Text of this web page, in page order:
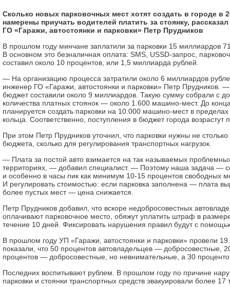
Сколько новых парковочных мест хотят создать в городе в
намерены приучать водителей платить за стоянку,
ГО «Гаражи, автостоянки и парковки» Петр Прудников
В прошлом году минчане заплатили за парковки 15 миллиардов
В основном это безналичная оплата: SMS, USSD-запрос,
составил около 10 процентов, или 1,5 миллиарда рублей.
— На организацию процесса затратили около 6 миллиардов
инженер ГО «Гаражи, автостоянки и парковки» Петр Прудников.
бюджет составили около 9 миллиардов. Такую сумму собрали с
количества платных стоянок — около 1.600 машино-мест. До конца
планируется создать парковки на 10.000 машино-мест в пределах
кольца. Соответственно, поступления в бюджет города возрастут
При этом Петр Прудников уточнил, что парковки нужны не
бюджета, сколько для регулирования транспортных нагрузок.
— Плата за постой авто взимается на так называемых
территориях, — добавил специалист. — Поэтому наша задача —
и особенно в часы пик как минимум 10-15 процентов свободных
И регулировать стоимостью: если парковка заполнена — плата
более пустых мест — цена снижается.
Петр Прудников добавил, что вскоре недобросовестных
оплачивают парковочное место, обя­жут уплатить штраф в
течение 10 дней. Фиксировать нарушения правил будут с
В прошлом году УП «Гаражи, автостоянки и парковки» провели
показали, что 50 процентов автовладельцев — добросовестные,
процентов — добросовестные, но невнимательные, а 30
Последних воспитывают руб­лем. В прошлом году по причине
парковки и стоянки транспортных средств эвакуировали более 17